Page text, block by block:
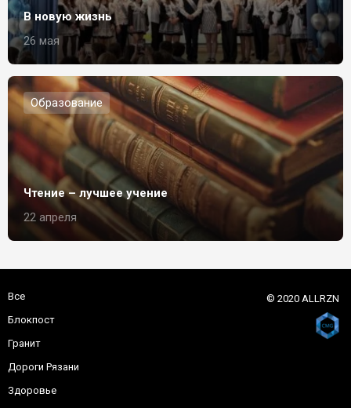
В новую жизнь
26 мая
Образование
Чтение – лучшее учение
22 апреля
Все
Блокпост
Гранит
Дороги Рязани
Здоровье
© 2020 ALLRZN